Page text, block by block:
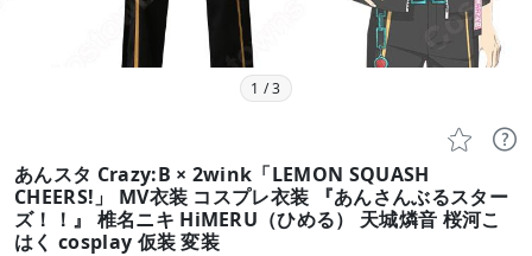
1 /3
 
あんスタ Crazy:B × 2wink「LEMON SQUASH
CHEERS!」 MV衣装 コスプレ衣装 『あんさんぶるスター
ズ！！』 椎名ニキ HiMERU（ひめる） 天城燐音 桜河こ
はく cosplay 仮装 変装